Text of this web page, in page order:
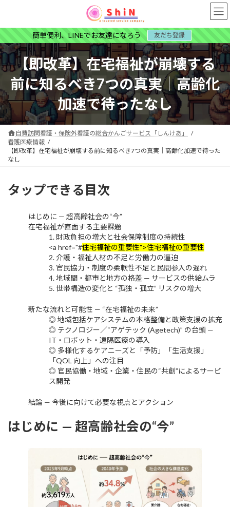
ツ
へ
ス
プ
シ
ョ
ン
動
簡単便利、LINEでお友達になろう 友だち登録
【即改革】在宅福祉が崩壊する
前に知るべき7つの真実｜高齢化
加速で待ったなし
自費訪問看護・保険外看護の総合かんごサービス「しんけあ」
看護医療情報
【即改革】在宅福祉が崩壊する前に知るべき7つの真実｜高齢化加速で待った
なし
タップできる目次
はじめに — 超高齢社会の“今”
在宅福祉が直面する主要課題
1. 財政負担の増大と社会保障制度の持続性
<a href="#住宅福祉の重要性">住宅福祉の重要性
2. 介護・福祉人材の不足と労働力の逼迫
3. 官民協力・制度の柔軟性不足と民間参入の遅れ
4. 地域間・都市と地方の格差 — サービスの供給ムラ
5. 世帯構造の変化と “孤独・孤立” リスクの増大
新たな流れと可能性 — “在宅福祉の未来”
◎ 地域包括ケアシステムの本格整備と政策支援の拡充
◎ テクノロジー／“アゲテック (Agetech)” の台頭 —
IT・ロボット・遠隔医療の導入
◎ 多様化するケアニーズと「予防」「生活支援」
「QOL 向上」への注目
◎ 官民協働・地域・企業・住民の“共創”によるサービ
ス開発
結論 — 今後に向けて必要な視点とアクション
はじめに — 超高齢社会の“今”